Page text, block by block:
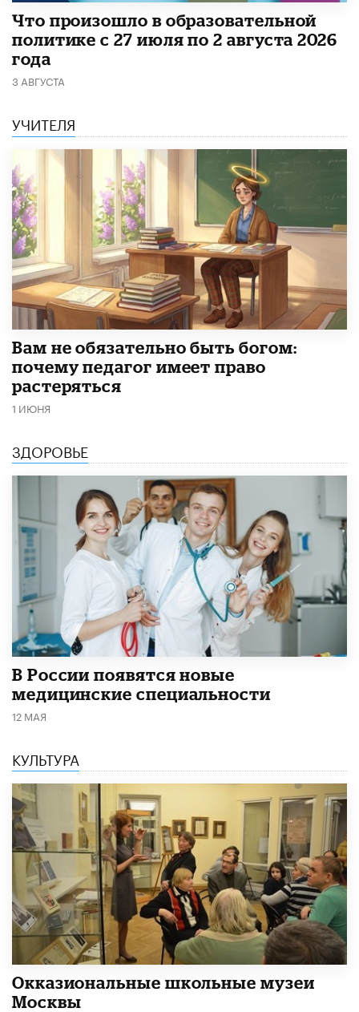
​Что произошло в образовательной
политике с 27 июля по 2 августа 2026
года
3 АВГУСТА
УЧИТЕЛЯ
​Вам не обязательно быть богом:
почему педагог имеет право
растеряться
1 ИЮНЯ
ЗДОРОВЬЕ
В России появятся новые
медицинские специальности
12 МАЯ
КУЛЬТУРА
​Окказиональные школьные музеи
Москвы